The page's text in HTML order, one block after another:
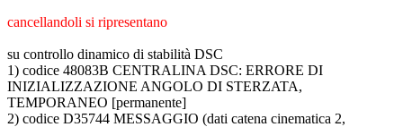
cancellandoli si ripresentano
su controllo dinamico di stabilità DSC
1) codice 48083B CENTRALINA DSC: ERRORE DI
INIZIALIZZAZIONE ANGOLO DI STERZATA,
TEMPORANEO [permanente]
2) codice D35744 MESSAGGIO (dati catena cinematica 2,